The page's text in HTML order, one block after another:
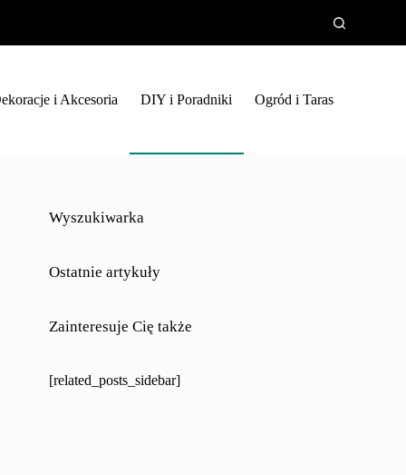
i Akcesoria DIY i Poradniki Ogród i Taras
Wyszukiwarka
Ostatnie artykuły
Zainteresuje Cię także
[related_posts_sidebar]